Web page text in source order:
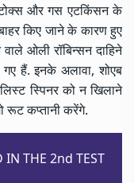
और गस एटकिंसन के
किए जाने के कारण हुए
ओली रॉबिन्सन दाहिने
हैं. इनके अलावा, शोएब
स्पिनर को न खिलाने
रूट कप्तानी करेंगे.
IN THE 2nd TEST